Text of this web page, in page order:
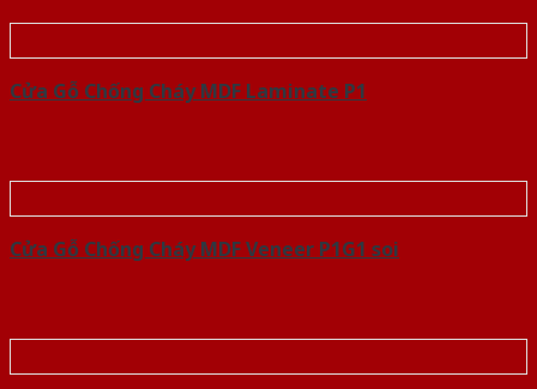
Cửa Gỗ Chống Cháy MDF Laminate P1
Cửa Gỗ Chống Cháy MDF Veneer P1G1 soi